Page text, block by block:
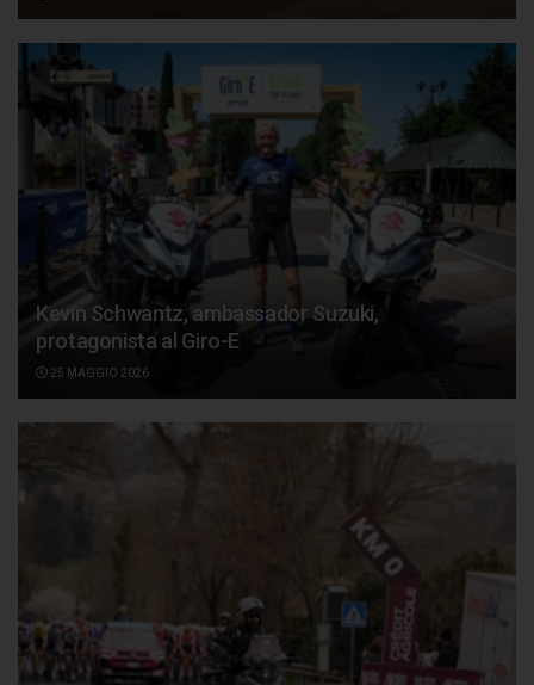
Kevin Schwantz, ambassador Suzuki,
protagonista al Giro-E
25 MAGGIO 2026